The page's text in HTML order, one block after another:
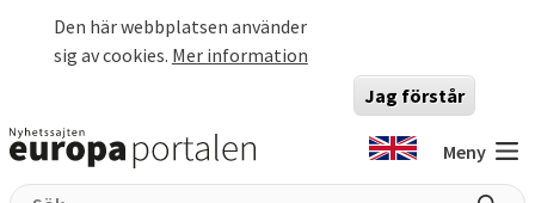
Den här webbplatsen använder
sig av cookies. Mer information
Jag förstår
Meny